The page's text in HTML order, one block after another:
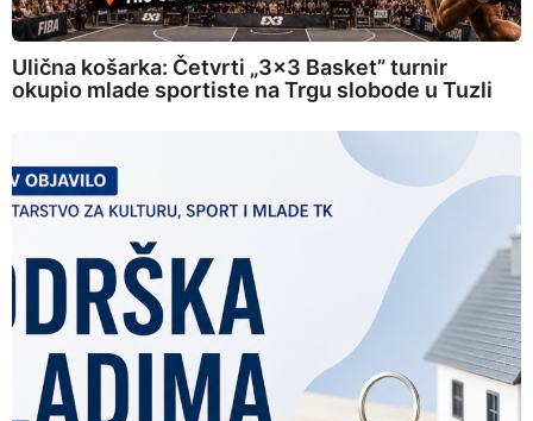
Ulična košarka: Četvrti „3×3 Basket” turnir
okupio mlade sportiste na Trgu slobode u Tuzli